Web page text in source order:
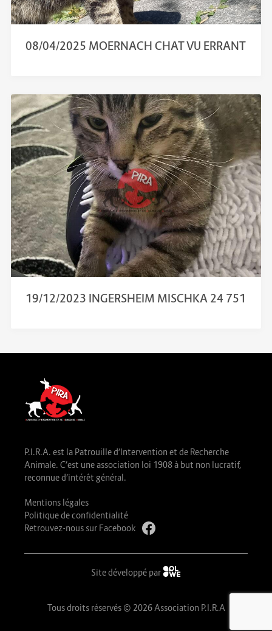
08/04/2025 MOERNACH CHAT VU ERRANT
19/12/2023 INGERSHEIM MISCHKA 24 751
P.I.R.A. est la Patrouille d’Intervention et de Recherche
Animale. C’est une association loi 1908 à but non lucratif,
reconnue d’intérêt général.
Mentions légales
Politique de confidentialité
Retrouvez-nous sur Facebook
Site développé par
Tous droits réservés © 2026 Association P.I.R.A